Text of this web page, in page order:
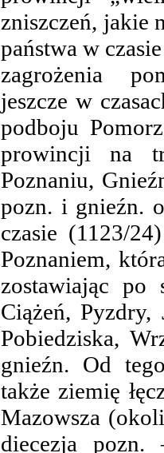
zniszczeń, jakie
państwa w
zagrożenia
jeszcze w
podboju
prowincji na
Poznaniu,
pozn. i gnieźn.
czasie (1123/
Poznaniem,
zostawiając po
Ciążeń,
Pobiedziska,
gnieźn. Od
także ziemię
Mazowsza
diecezja pozn.